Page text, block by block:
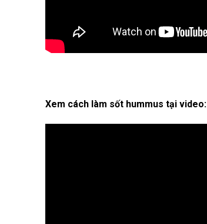
Xem cách làm sốt hummus tại video: